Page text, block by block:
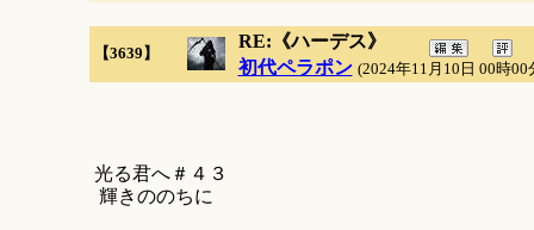
【3639】
RE:《ハーデス》
初代ペラポン (2024年11月10日 00時00
光る君へ＃４３
輝きののちに